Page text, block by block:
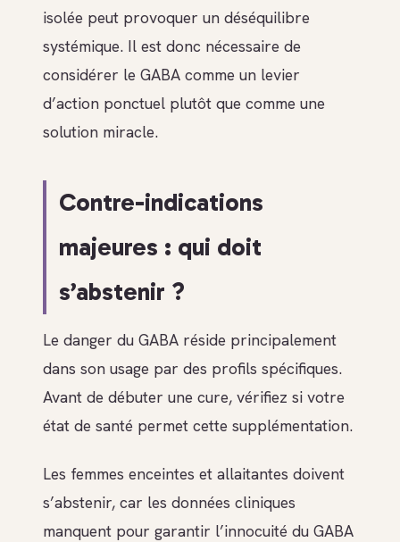
isolée peut provoquer un déséquilibre
systémique. Il est donc nécessaire de
considérer le GABA comme un levier
d’action ponctuel plutôt que comme une
solution miracle.
Contre-indications
majeures : qui doit
s’abstenir ?
Le danger du GABA réside principalement
dans son usage par des profils spécifiques.
Avant de débuter une cure, vérifiez si votre
état de santé permet cette supplémentation.
Les femmes enceintes et allaitantes doivent
s’abstenir, car les données cliniques
manquent pour garantir l’innocuité du GABA